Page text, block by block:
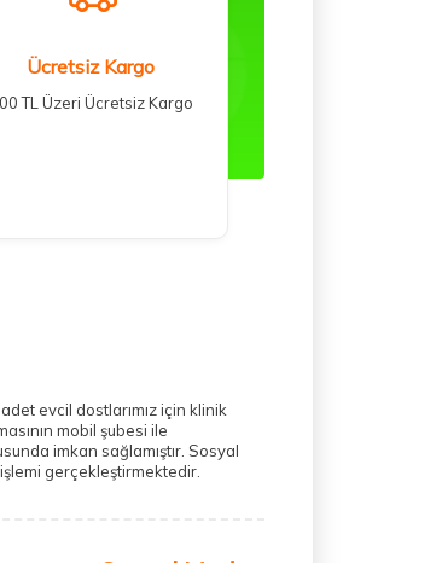
Ücretsiz Kargo
TL Üzeri Ücretsiz Kargo
evcil dostlarımız için klinik
mobil şubesi ile
imkan sağlamıştır. Sosyal
gerçekleştirmektedir.